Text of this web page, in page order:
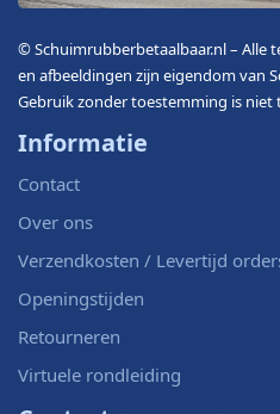
© Schuimrubberbetaalbaar.nl – Alle
en afbeeldingen zijn eigendom van
Gebruik zonder toestemming is niet
Informatie
Contact
Over ons
Verzendkosten / Levertijd
Openingstijden
Retourneren
Virtuele rondleiding